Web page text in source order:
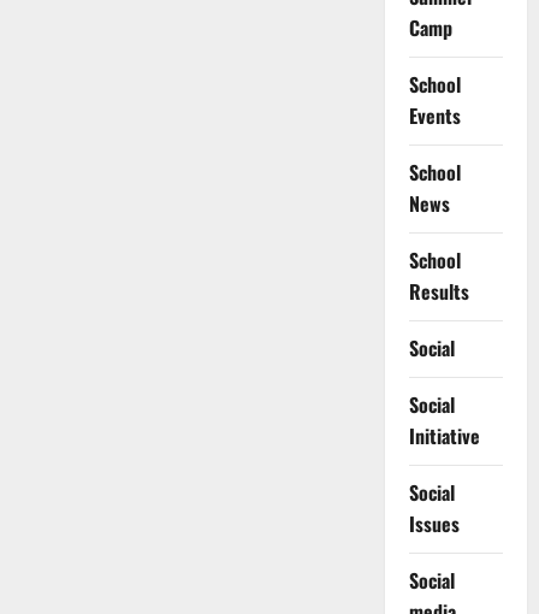
Camp
School
Events
School
News
School
Results
Social
Social
Initiative
Social
Issues
Social